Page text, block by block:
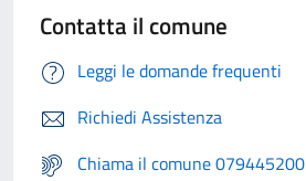
Contatta il comune
Leggi le domande frequenti
Richiedi Assistenza
Chiama il comune 079445200